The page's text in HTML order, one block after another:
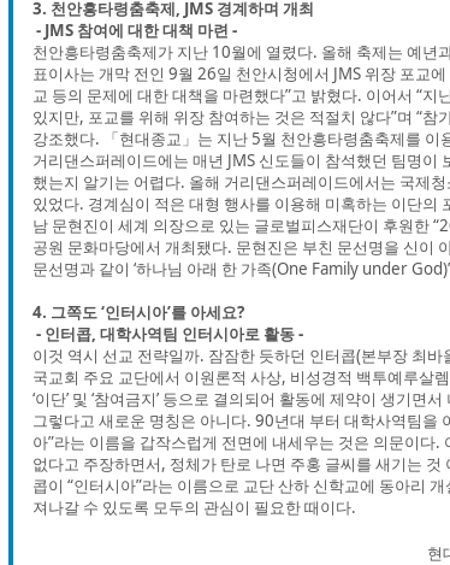
3. 천안흥타령춤축제, JMS 경계하며 개최
- JMS 참여에 대한 대책 마련 -
천안흥타령춤축제가 지난 10월에 열렸다. 올해 축제는 예년
표이사는 개막 전인 9월 26일 천안시청에서 JMS 위장 포교
교 등의 문제에 대한 대책을 마련했다”고 밝혔다. 이어서 “
있지만, 포교를 위해 위장 참여하는 것은 적절치 않다”며 “
강조했다. 「현대종교」는 지난 5월 천안흥타령춤축제를 이
거리댄스퍼레이드에는 매년 JMS 신도들이 참석했던 팀명
했는지 알기는 어렵다. 올해 거리댄스퍼레이드에서는 국제
있었다. 경계심이 적은 대형 행사를 이용해 미혹하는 이단
남 문현진이 세계 의장으로 있는 글로벌피스재단이 후원한
공원 문화마당에서 개최됐다. 문현진은 부친 문선명을 신이
문선명과 같이 ‘하나님 아래 한 가족(One Family under
4. 그쪽도 ‘인터시아’를 아세요?
- 인터콥, 대학사역팀 인터시아로 활동 -
이것 역시 선교 전략일까. 잠잠한 듯하던 인터콥(본부장 최
국교회 주요 교단에서 이원론적 사상, 비성경적 백투예루살
‘이단’ 및 ‘참여금지’ 등으로 결의되어 활동에 제약이 생기
그렇다고 새로운 명칭은 아니다. 90년대 부터 대학사역팀을
아”라는 이름을 갑작스럽게 전면에 내세우는 것은 의문이다
없다고 주장하면서, 정체가 탄로 나면 주홍 글씨를 새기는
콥이 “인터시아”라는 이름으로 교단 산하 신학교에 동아리
져나갈 수 있도록 모두의 관심이 필요한 때이다.
현